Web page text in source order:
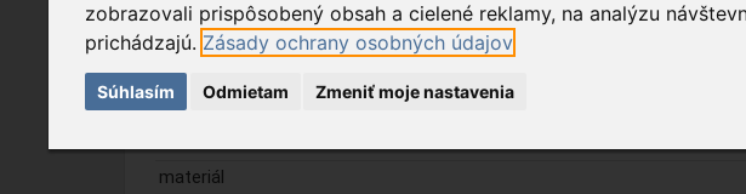
zobrazovali prispôsobený obsah a cielené reklamy, na analýzu
prichádzajú. Zásady ochrany osobných údajov
Súhlasím Odmietam Zmeniť moje nastavenia
Vlastnosť
stupne teploty
displej
materiál